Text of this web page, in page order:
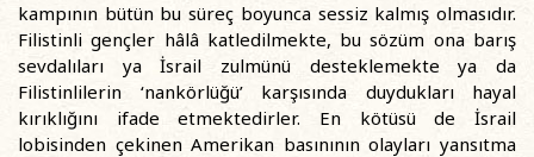
kampının bütün bu süreç boyunca sessiz kalmış olmasıdır.
Filistinli gençler hâlâ katledilmekte, bu sözüm ona barış
sevdalıları ya İsrail zulmünü desteklemekte ya da
Filistinlilerin ‘nankörlüğü’ karşısında duydukları hayal
kırıklığını ifade etmektedirler. En kötüsü de İsrail
lobisinden çekinen Amerikan basınının olayları yansıtma